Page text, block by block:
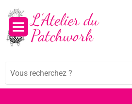
Mots
Panneau de gestion des cookies